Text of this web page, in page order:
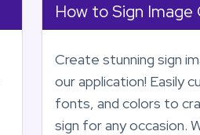
How to Sign Image
Create stunning sign
our application! Easily
fonts, and colors to
sign for any occasion.